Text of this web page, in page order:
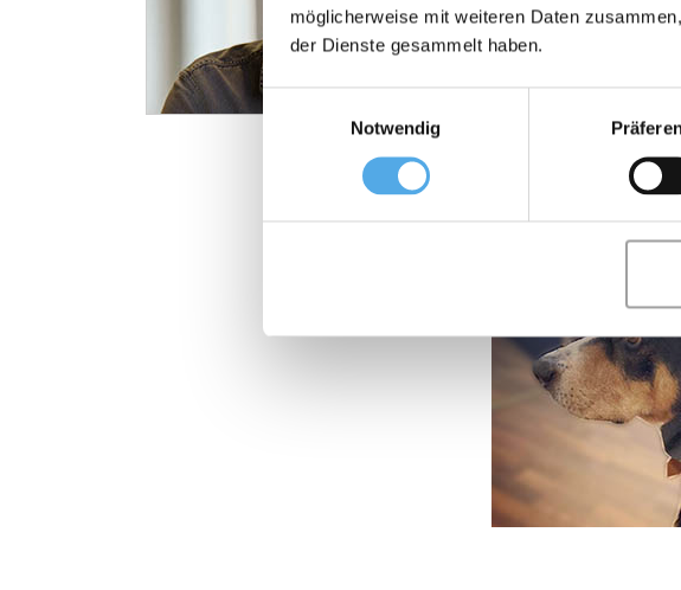
möglicherweise mit weiteren Daten
der Dienste gesammelt haben.
Notwendig